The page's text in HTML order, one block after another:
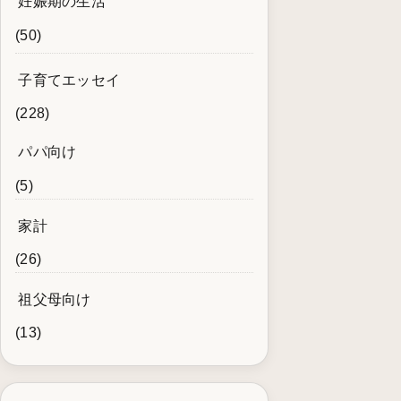
(50)
子育てエッセイ
(228)
パパ向け
(5)
家計
(26)
祖父母向け
(13)